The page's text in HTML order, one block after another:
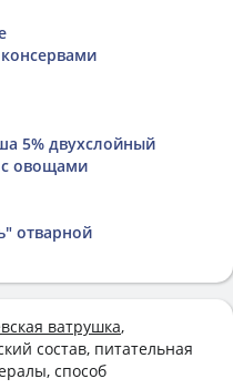
5% двухслойный
с овощами
отварной
ватрушка,
состав, питательная
способ